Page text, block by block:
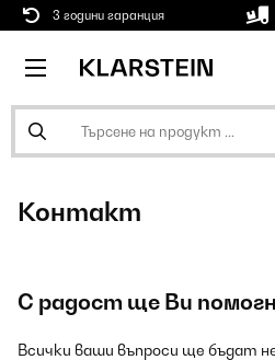
3 години гаранция
Контакт
С радост ще Ви
Всички ваши въпроси ще бъдат